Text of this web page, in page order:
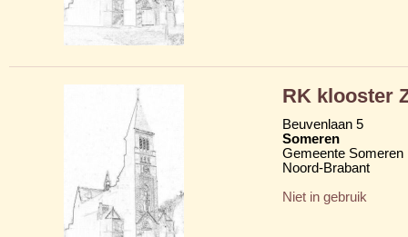
RK klooster
Beuvenlaan 5
Someren
Gemeente Someren
Noord-Brabant
Niet in gebruik